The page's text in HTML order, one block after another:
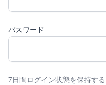
パスワード
7日間ログイン状態を保持する